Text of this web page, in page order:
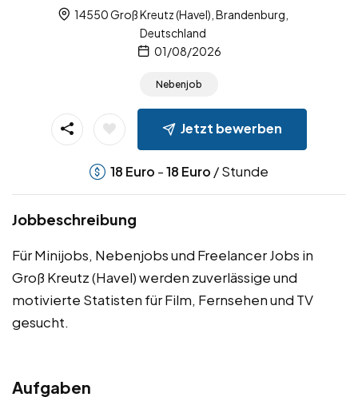
14550 Groß Kreutz (Havel), Brandenburg,
Deutschland
01/08/2026
Nebenjob
Jetzt bewerben
18 Euro -18 Euro / Stunde
Jobbeschreibung
Für Minijobs, Nebenjobs und Freelancer Jobs in
Groß Kreutz (Havel) werden zuverlässige und
motivierte Statisten für Film, Fernsehen und TV
gesucht.
Aufgaben